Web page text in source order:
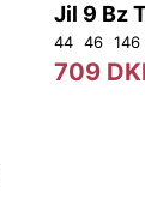
Jil 9 Bz
44 46 146
709